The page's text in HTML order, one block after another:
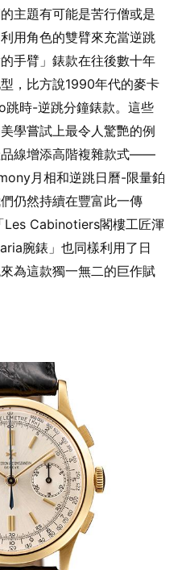
主題有可能是苦行僧或是
用角色的雙臂來充當逆跳
手臂」錶款在往後數十年
，比方說1990年代的麥卡
時-逆跳分鐘錶款。這些
學嘗試上最令人驚艷的例
品線增添高階複雜款式——
月相和逆跳日曆-限量鉑
仍然持續在豐富此一傳
Les Cabinotiers閣樓工匠渾
腕錶」也同樣利用了日
為這款獨一無二的巨作賦